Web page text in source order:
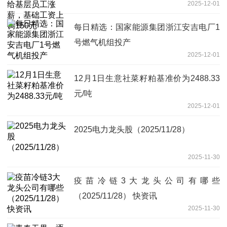
2025-12-01
每日精选：国家能源集团浙江安吉电厂1
号燃气机组投产
2025-12-01
12月1日生意社菜籽粕基准价为2488.33
元/吨
2025-12-01
2025电力龙头股（2025/11/28）
2025-11-30
疫苗冷链3大龙头公司有哪些
（2025/11/28） 快资讯
2025-11-30